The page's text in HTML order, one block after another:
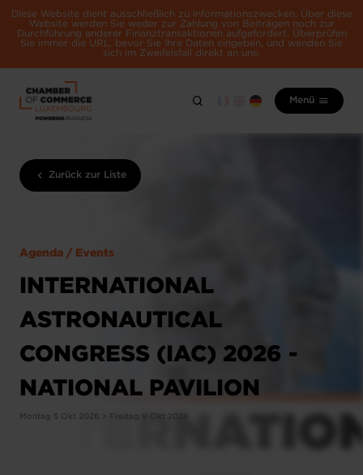
Diese Website dient ausschließlich zu Informationszwecken. Über diese
Website werden Sie weder zur Zahlung von Beiträgen noch zur
Durchführung anderer Finanztransaktionen aufgefordert. Überprüfen
Sie immer die URL, bevor Sie Ihre Daten eingeben, und wenden Sie
sich im Zweifelsfall direkt an uns.
Menü
Zurück zur Liste
Agenda / Events
INTERNATIONAL
ASTRONAUTICAL
CONGRESS (IAC) 2026 -
NATIONAL PAVILION
Montag 5 Okt 2026 > Freitag 9 Okt 2026